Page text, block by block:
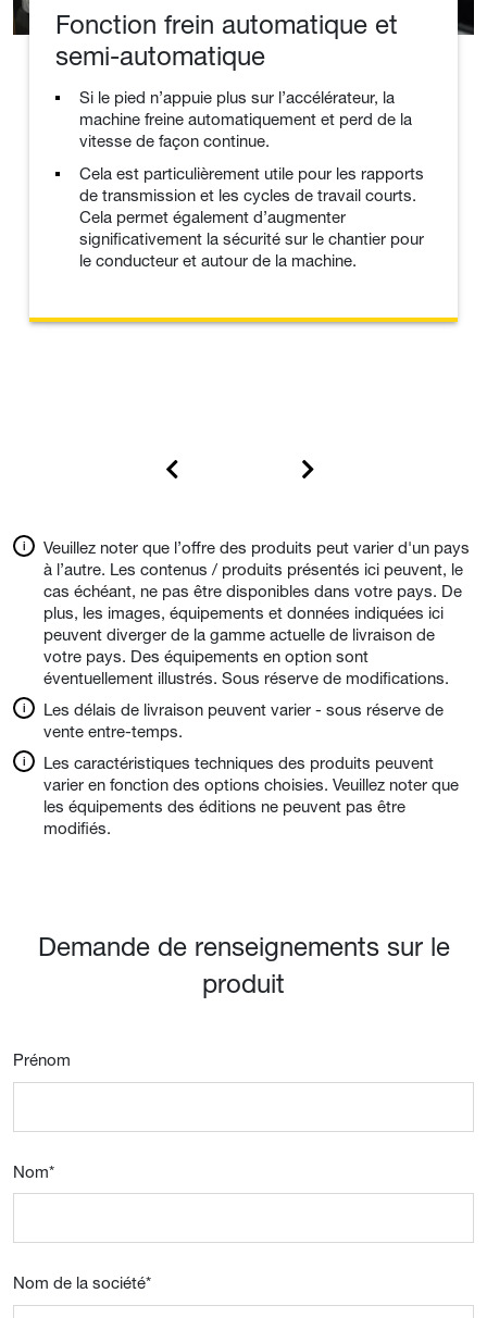
Fonction frein automatique et
semi-automatique
Si le pied n’appuie plus sur l’accélérateur, la
machine freine automatiquement et perd de la
vitesse de façon continue.
Cela est particulièrement utile pour les rapports
de transmission et les cycles de travail courts.
Cela permet également d’augmenter
significativement la sécurité sur le chantier pour
le conducteur et autour de la machine.
Veuillez noter que l’offre des produits peut varier d'un pays
à l’autre. Les contenus / produits présentés ici peuvent, le
cas échéant, ne pas être disponibles dans votre pays. De
plus, les images, équipements et données indiquées ici
peuvent diverger de la gamme actuelle de livraison de
votre pays. Des équipements en option sont
éventuellement illustrés. Sous réserve de modifications.
Les délais de livraison peuvent varier - sous réserve de
vente entre-temps.
Les caractéristiques techniques des produits peuvent
varier en fonction des options choisies. Veuillez noter que
les équipements des éditions ne peuvent pas être
modifiés.
Demande de renseignements sur le
produit
Prénom
Nom*
Nom de la société*